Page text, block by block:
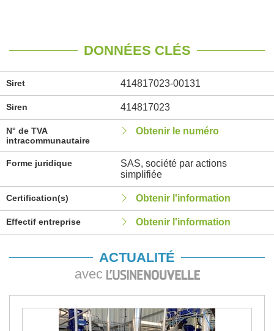
DONNÉES CLÉS
Siret 414817023-00131
Siren 414817023
N° de TVA
intracommunautaire
Obtenir le numéro
Forme juridique
SAS, société par actions
simplifiée
Certification(s) Obtenir l'information
Effectif entreprise Obtenir l'information
ACTUALITÉ
avec